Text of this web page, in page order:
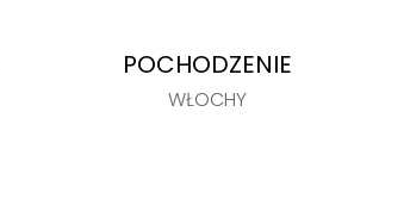
POCHODZENIE
WŁOCHY